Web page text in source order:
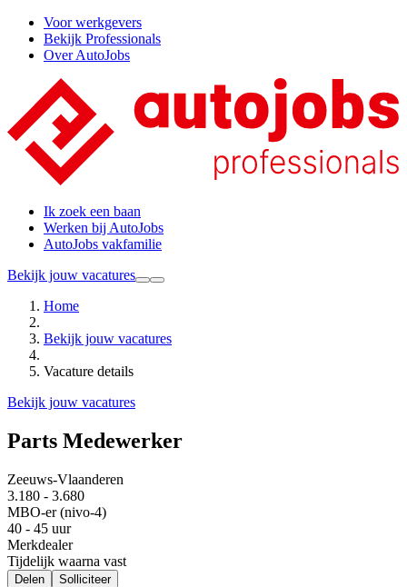
Voor werkgevers
Bekijk Professionals
Over AutoJobs
Ik zoek een baan
Werken bij AutoJobs
AutoJobs vakfamilie
Bekijk jouw vacatures
Home
Bekijk jouw vacatures
Vacature details
Bekijk jouw vacatures
Parts Medewerker
Zeeuws-Vlaanderen
3.180 - 3.680
MBO-er (nivo-4)
40 - 45 uur
Merkdealer
Tijdelijk waarna vast
Delen Solliciteer